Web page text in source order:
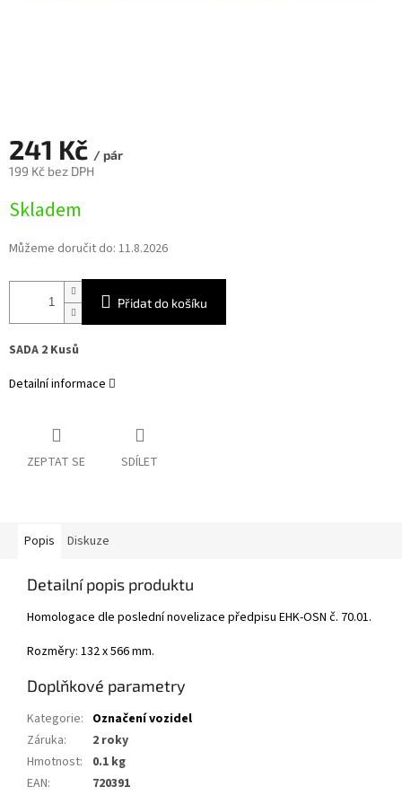
241 Kč / pár
199 Kč bez DPH
cena:
Skladem
Můžeme doručit do: 11.8.2026
Přidat do košíku
SADA 2 Kusů
Detailní informace
ZEPTAT SE SDÍLET
Popis Diskuze
Detailní popis produktu
Homologace dle poslední novelizace předpisu EHK-OSN č. 70.01.
Rozměry: 132 x 566 mm.
Doplňkové parametry
Kategorie: Označení vozidel
Záruka:
2 roky
Hmotnost:
0.1 kg
EAN: 720391